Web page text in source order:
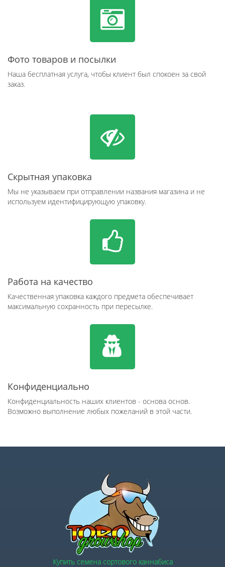
Фото товаров и посылки
Наша бесплатная услуга, чтобы клиент был спокоен за свой
заказ.
Скрытная упаковка
Мы не указываем при отправлении названия магазина и не
используем идентифицирующую упаковку.
Работа на качество
Качественная упаковка каждого предмета обеспечивает
максимальную сохранность при пересылке.
Конфиденциально
Конфиденциальность наших клиентов - основа основ.
Возможно выполнение любых пожеланий в этой части.
Купить семена сортового каннабиса